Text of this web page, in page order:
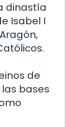
dinastía
Isabel I
de
bases